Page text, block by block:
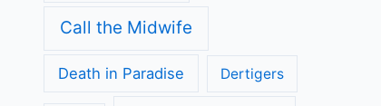
Call the Midwife
Death in Paradise Dertigers